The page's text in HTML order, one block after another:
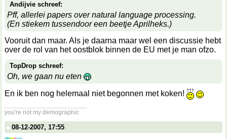
Andijvie schreef:
Pff, allerlei papers over natural language processing.
(En stiekem tussendoor een beetje Aprilheks.)
Vooruit dan maar. Als je daarna maar wel een discussie hebt
over de rol van het oostblok binnen de EU met je man ofzo.
TopDrop schreef:
Oh, we gaan nu eten
En ik ben nog helemaal niet begonnen met koken!
you're not my demographic
08-12-2007, 17:55